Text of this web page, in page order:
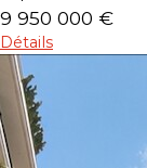
9 950 000 €
Détails